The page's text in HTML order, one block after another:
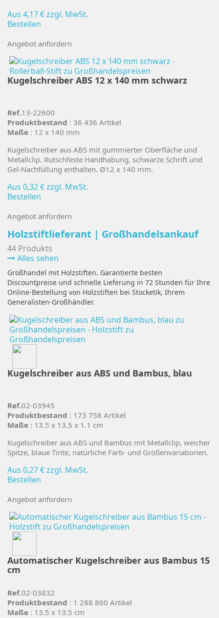
Aus 4,17 €zzgl. MwSt.
Bestellen
Angebot anfordern
Kugelschreiber ABS 12 x 140 mm schwarz
Ref.13-22600
Produktbestand : 36 436 Artikel
Maße : 12 x 140 mm
Kugelschreiber aus ABS mit gummierter Oberfläche und
Metallclip. Rutschfeste Handhabung, schwarze Schrift und
Gel-Nachfüllung enthalten. Ø12 x 140 mm.
Aus 0,32 €zzgl. MwSt.
Bestellen
Angebot anfordern
Holzstiftlieferant | Großhandelsankauf
44 Produkts
Alles sehen
Großhandel mit Holzstiften. Garantierte besten
Discountpreise und schnelle Lieferung in 72 Stunden für Ihre
Online-Bestellung von Holzstiften bei Stocketik, Ihrem
Generalisten-Großhändler.
Kugelschreiber aus ABS und Bambus, blau
Ref.02-03945
Produktbestand : 173 758 Artikel
Maße : 13.5 x 13.5 x 1.1 cm
Kugelschreiber aus ABS und Bambus mit Metallclip, weicher
Spitze, blaue Tinte, natürliche Farb- und Größenvariationen.
Aus 0,27 €zzgl. MwSt.
Bestellen
Angebot anfordern
Automatischer Kugelschreiber aus Bambus 15
cm
Ref.02-03832
Produktbestand : 1 288 860 Artikel
Maße : 13.5 x 13.5 cm